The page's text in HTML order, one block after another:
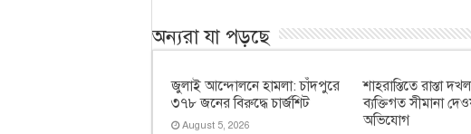
অন্যরা যা পড়ছে
জুলাই আন্দোলনে হামলা: চাঁদপুরে
৩৭৮ জনের বিরুদ্ধে চার্জশিট
August 5, 2026
শাহরাস্তিতে রাস্তা
ব্যক্তিগত সীমানা
অভিযোগ